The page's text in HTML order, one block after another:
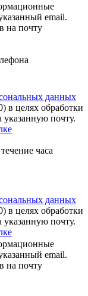
email.
на почту
данных
целях обработки
указанную почту.
часа
данных
целях обработки
указанную почту.
email.
на почту